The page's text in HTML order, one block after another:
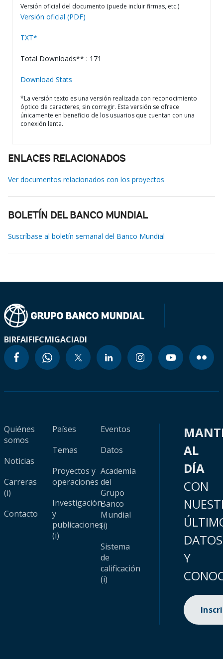
Versión oficial del documento (puede incluir firmas, etc.)
Versión oficial (PDF)
TXT*
Total Downloads** : 171
Download Stats
*La versión texto es una versión realizada con reconocimiento
óptico de caracteres, sin corregir. Esta versión se ofrece
únicamente en beneficio de los usuarios que cuentan con una
conexión lenta.
ENLACES RELACIONADOS
Ver documentos relacionados con los proyectos
BOLETÍN DEL BANCO MUNDIAL
Suscríbase al boletín semanal del Banco Mundial
BIRFAIFIFCMIGACIADI
Quiénes
somos
Noticias
Carreras
(i)
Contacto
Países
Temas
Proyectos y
operaciones
Investigación
y
publicaciones
(i)
Eventos
Datos
Academia
del
Grupo
Banco
Mundial
(i)
Sistema
de
calificación
(i)
AL
DÍA
CON
DATOS
Y